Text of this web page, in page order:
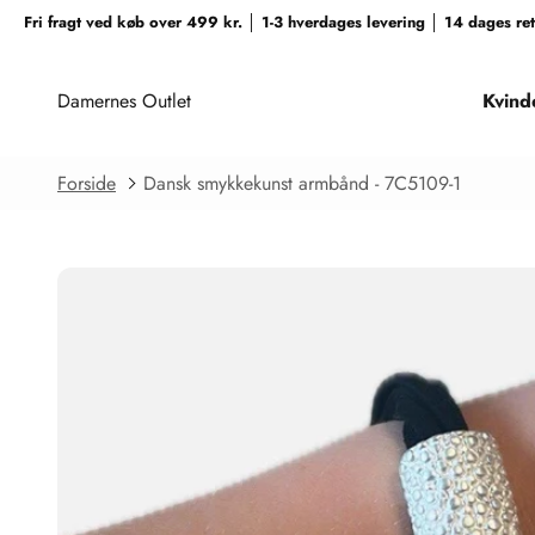
Spring til indhold
Fri fragt ved køb over 499 kr. │ 1-3 hverdages levering │ 14 dages
Damernes Outlet
Forside Dansk smykkekunst armbånd - 7C5109-1